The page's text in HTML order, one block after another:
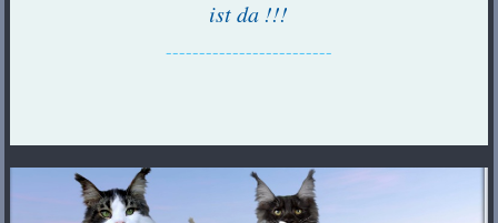
ist da !!!
-------------------------